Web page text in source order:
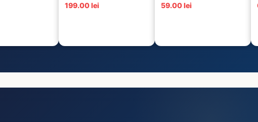
199.00 lei 59.00 lei